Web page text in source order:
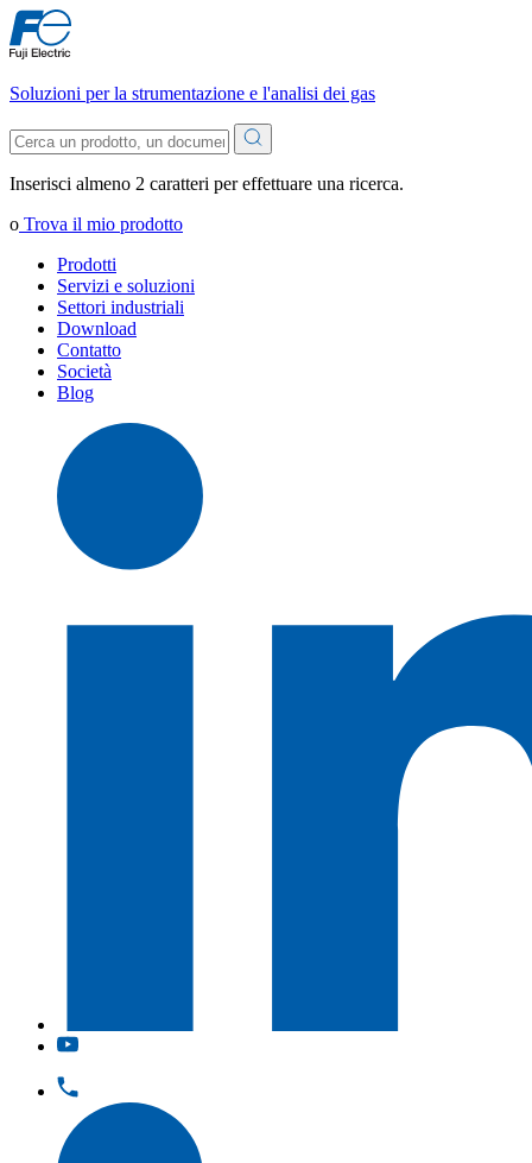
Soluzioni per la strumentazione e l'analisi dei gas
Inserisci almeno 2 caratteri per effettuare una ricerca.
o Trova il mio prodotto
Prodotti
Servizi e soluzioni
Settori industriali
Download
Contatto
Società
Blog